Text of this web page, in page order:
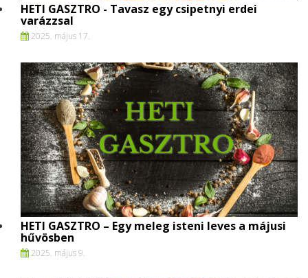
HETI GASZTRO - Tavasz egy csipetnyi erdei
varázzsal
2025. május 17.
HETI GASZTRO – Egy meleg isteni leves a májusi
hűvösben
2025. május 9.